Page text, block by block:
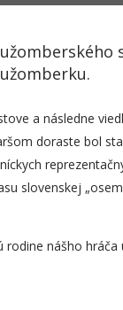
a následne
doraste bol
slovenskej
nášho